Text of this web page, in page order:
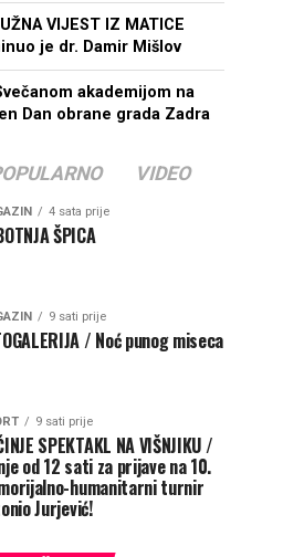
VIJEST IZ MATICE
je dr. Damir Mišlov
akademijom na
Dan obrane grada Zadra
VIDEO
4 sata prije
ŠPICA
9 sati prije
/ Noć punog miseca
9 sati prije
SPEKTAKL NA VIŠNJIKU /
od 12 sati za prijave na 10.
humanitarni turnir
Jurjević!